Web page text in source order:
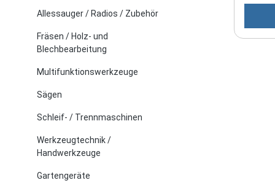
Allessauger / Radios / Zubehör
Fräsen / Holz- und
Blechbearbeitung
Multifunktionswerkzeuge
Sägen
Schleif- / Trennmaschinen
Werkzeugtechnik /
Handwerkzeuge
Gartengeräte
aus